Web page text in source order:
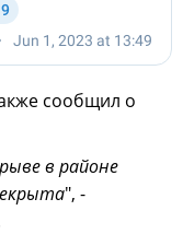
сообщил о
в районе
", -